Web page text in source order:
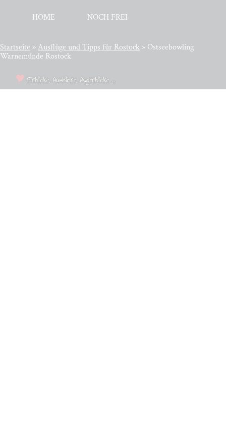
HOME NOCH FREI
Startseite »Aus­flü­ge und Tipps für Rostock » Ostseebowling
Warnemünde Rostock
Einblicke, Ausblicke, Augenblicke ...